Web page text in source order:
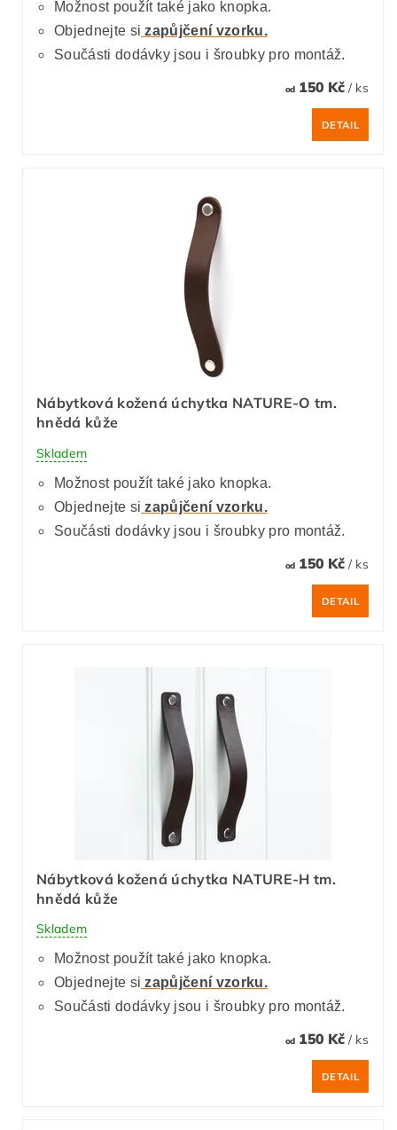
Možnost použít také jako knopka.
Objednejte si zapůjčení vzorku.
Součásti dodávky jsou i šroubky pro montáž.
od150 Kč / ks
DETAIL
Nábytková kožená úchytka NATURE-O tm.
hnědá kůže
Skladem
Možnost použít také jako knopka.
Objednejte si zapůjčení vzorku.
Součásti dodávky jsou i šroubky pro montáž.
od150 Kč / ks
DETAIL
Nábytková kožená úchytka NATURE-H tm.
hnědá kůže
Skladem
Možnost použít také jako knopka.
Objednejte si zapůjčení vzorku.
Součásti dodávky jsou i šroubky pro montáž.
od150 Kč / ks
DETAIL